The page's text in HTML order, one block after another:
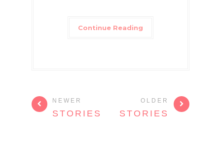
Continue Reading
NEWER
STORIES
OLDER
STORIES